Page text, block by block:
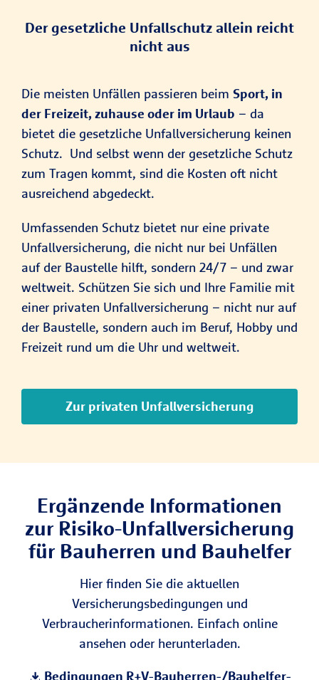
Der gesetzliche Unfallschutz allein reicht
nicht aus
Die meisten Unfällen passieren beim Sport, in
der Freizeit, zuhause oder im Urlaub – da
bietet die gesetzliche Unfallversicherung keinen
Schutz. Und selbst wenn der gesetzliche Schutz
zum Tragen kommt, sind die Kosten oft nicht
ausreichend abgedeckt.
Umfassenden Schutz bietet nur eine private
Unfallversicherung, die nicht nur bei Unfällen
auf der Baustelle hilft, sondern 24/7 – und zwar
weltweit. Schützen Sie sich und Ihre Familie mit
einer privaten Unfallversicherung – nicht nur auf
der Baustelle, sondern auch im Beruf, Hobby und
Freizeit rund um die Uhr und weltweit.
Zur privaten Unfallversicherung
Ergänzende Informationen
zur Risiko-Unfallversicherung
für Bauherren und Bauhelfer
Hier finden Sie die aktuellen
Versicherungsbedingungen und
Verbraucherinformationen. Einfach online
ansehen oder herunterladen.
Bedingungen R+V-Bauherren-/Bauhelfer-